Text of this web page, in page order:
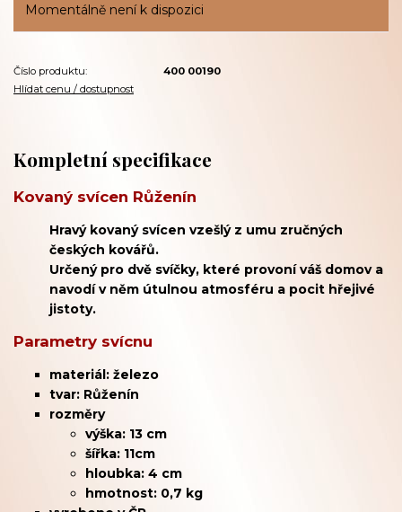
Momentálně není k dispozici
Číslo produktu:
400 00190
Hlídat cenu / dostupnost
Kompletní specifikace
Kovaný svícen Růženín
Hravý kovaný svícen vzešlý z umu zručných
českých kovářů.
Určený pro dvě svíčky, které provoní váš domov a
navodí v něm útulnou atmosféru a pocit hřejivé
jistoty.
Parametry svícnu
materiál: železo
tvar: Růženín
rozměry
výška: 13 cm
šířka: 11cm
hloubka: 4 cm
hmotnost: 0,7 kg